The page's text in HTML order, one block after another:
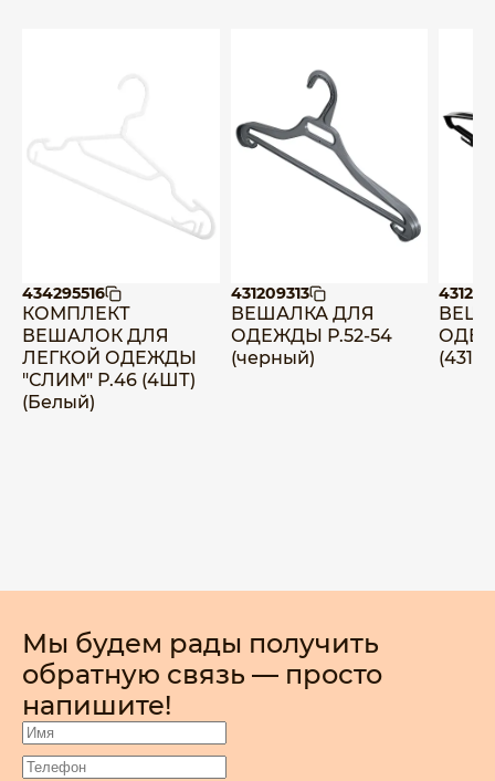
434295516
КОМПЛЕКТ
ВЕШАЛОК ДЛЯ
ЛЕГКОЙ ОДЕЖДЫ
"СЛИМ" Р.46 (4ШТ)
(Белый)
431209313
ВЕШАЛКА ДЛЯ
ОДЕЖДЫ Р.52-54
(черный)
Мы будем рады получить
обратную связь — просто
напишите!